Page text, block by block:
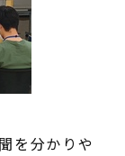
を分かりや